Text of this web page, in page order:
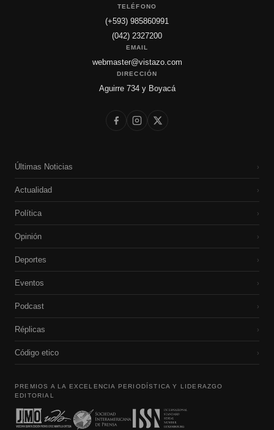
TELÉFONO
(+593) 985860991
(042) 2327200
EMAIL
webmaster@vistazo.com
DIRECCIÓN
Aguirre 734 y Boyacá
Últimas Noticias ›
Actualidad ›
Política ›
Opinión ›
Deportes ›
Eventos ›
Podcast ›
Réplicas ›
Código etico ›
PREMIOS A LA EXCELENCIA PERIODÍSTICA Y LIDERAZGO
EDITORIAL